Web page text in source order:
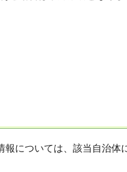
については、該当自治体